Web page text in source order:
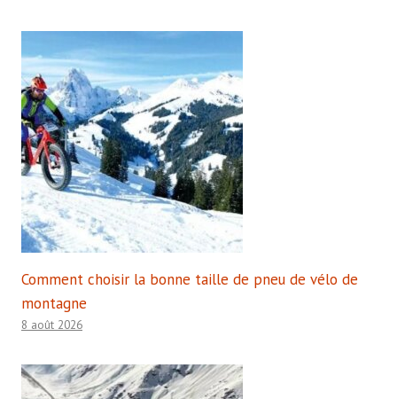
Comment choisir la bonne taille de pneu de vélo de
montagne
8 août 2026